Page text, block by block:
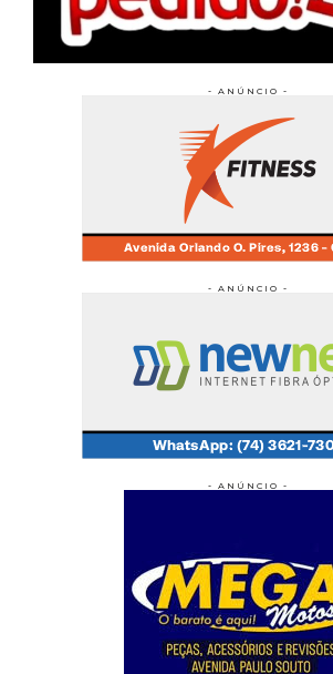
- ANÚNCIO -
- ANÚNCIO -
- ANÚNCIO -